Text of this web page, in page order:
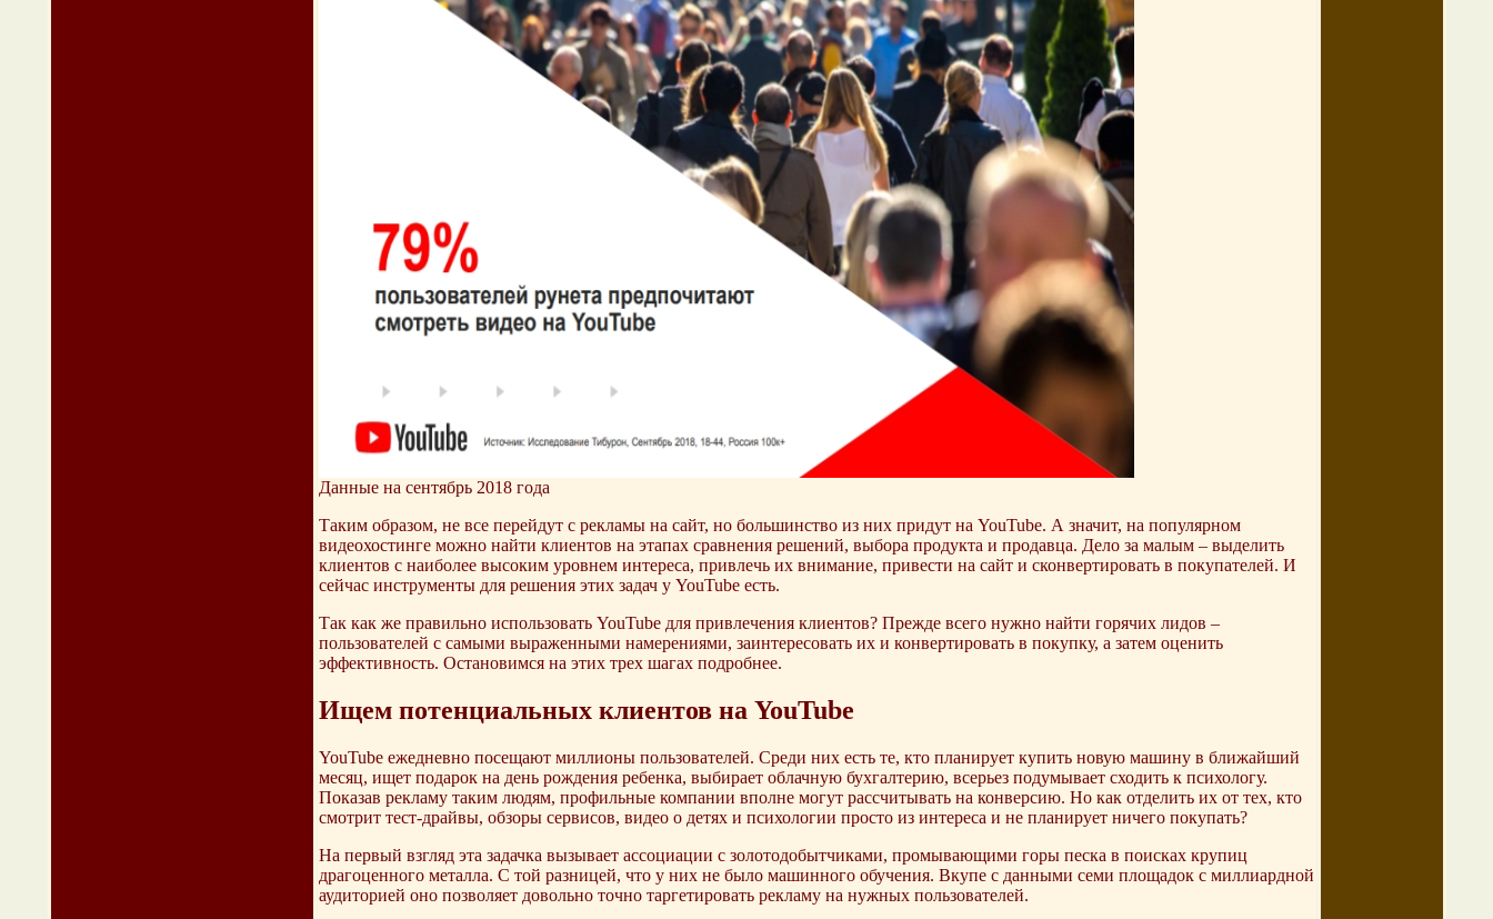
Данные на сентябрь 2018 года
Таким образом, не все перейдут с рекламы на сайт, но большинство из них придут на YouTube. А значит, на популярном
видеохостинге можно найти клиентов на этапах сравнения решений, выбора продукта и продавца. Дело за малым – выделить
клиентов с наиболее высоким уровнем интереса, привлечь их внимание, привести на сайт и сконвертировать в покупателей. И
сейчас инструменты для решения этих задач у YouTube есть.
Так как же правильно использовать YouTube для привлечения клиентов? Прежде всего нужно найти горячих лидов –
пользователей с самыми выраженными намерениями, заинтересовать их и конвертировать в покупку, а затем оценить
эффективность. Остановимся на этих трех шагах подробнее.
Ищем потенциальных клиентов на YouTube
YouTube ежедневно посещают миллионы пользователей. Среди них есть те, кто планирует купить новую машину в ближайший
месяц, ищет подарок на день рождения ребенка, выбирает облачную бухгалтерию, всерьез подумывает сходить к психологу.
Показав рекламу таким людям, профильные компании вполне могут рассчитывать на конверсию. Но как отделить их от тех, кто
смотрит тест-драйвы, обзоры сервисов, видео о детях и психологии просто из интереса и не планирует ничего покупать?
На первый взгляд эта задачка вызывает ассоциации с золотодобытчиками, промывающими горы песка в поисках крупиц
драгоценного металла. С той разницей, что у них не было машинного обучения. Вкупе с данными семи площадок с миллиардной
аудиторией оно позволяет довольно точно таргетировать рекламу на нужных пользователей.